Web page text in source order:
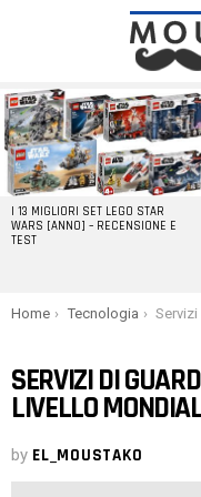
LATEST
STORIES
I 13 MIGLIORI SET LEGO STAR
WARS [ANNO] – RECENSIONE E
TEST
You are here:
Home Tecnologia Servizi di guardia di
SERVIZI DI
LIVELLO
by EL_MOUSTAKO